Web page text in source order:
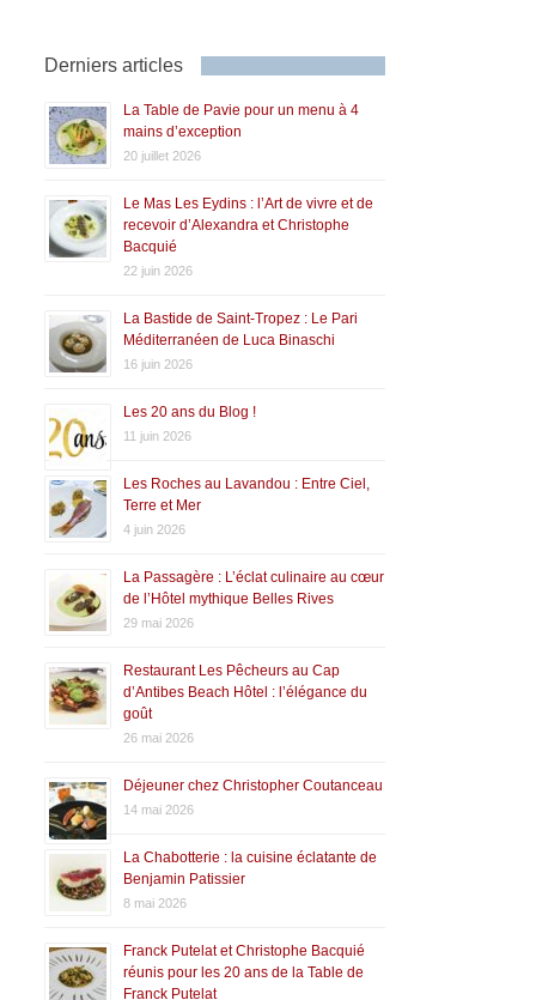
Derniers articles
La Table de Pavie pour un menu à 4
mains d’exception
20 juillet 2026
Le Mas Les Eydins : l’Art de vivre et de
recevoir d’Alexandra et Christophe
Bacquié
22 juin 2026
La Bastide de Saint-Tropez : Le Pari
Méditerranéen de Luca Binaschi
16 juin 2026
Les 20 ans du Blog !
11 juin 2026
Les Roches au Lavandou : Entre Ciel,
Terre et Mer
4 juin 2026
La Passagère : L’éclat culinaire au cœur
de l’Hôtel mythique Belles Rives
29 mai 2026
Restaurant Les Pêcheurs au Cap
d’Antibes Beach Hôtel : l’élégance du
goût
26 mai 2026
Déjeuner chez Christopher Coutanceau
14 mai 2026
La Chabotterie : la cuisine éclatante de
Benjamin Patissier
8 mai 2026
Franck Putelat et Christophe Bacquié
réunis pour les 20 ans de la Table de
Franck Putelat